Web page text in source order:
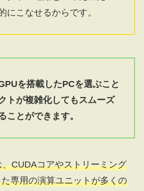
にこなせるからです。
を搭載したPCを選ぶこと
トが複雑化してもスムーズ
ことができます。
CUDAコアやストリーミング
専用の演算ユニットが多くの